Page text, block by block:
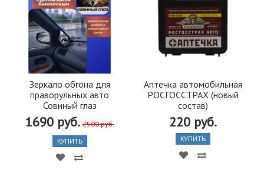
Зеркало обгона для
праворульных авто
Совиный глаз
1690 руб. 2500 руб.
КУПИТЬ
Аптечка автомобильная
РОСГОССТРАХ (новый
состав)
220 руб.
КУПИТЬ